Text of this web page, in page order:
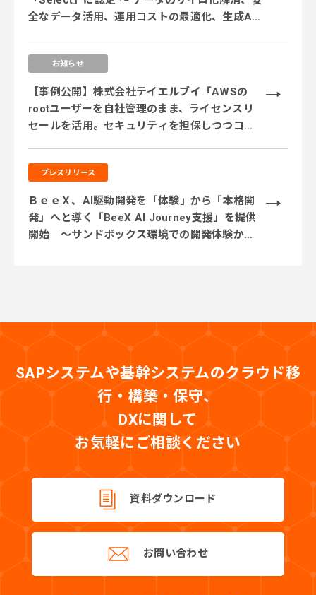
全なデータ活用、運用コストの最適化、生成AI
お知らせ
【事例公開】株式会社テイエルブイ「AWSの
rootユーザーを自社管理のまま、ライセンスリ
セールを活用。セキュリティを担保しつつコス
プレスリリース
ＢｅｅＸ、AI駆動開発を「体験」から「本格開
発」へと導く「BeeX AI Journey支援」を提供
開始 ～サンドボックス環境での開発体験から
SAPシステムや基幹システムのクラウド移
行・構築・保守、
DXに関して
お気軽にご相談ください
資料ダウンロード
お問い合わせ